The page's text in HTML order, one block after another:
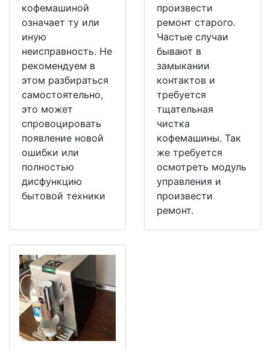
кофемашиной
означает ту или
иную
неисправность. Не
рекомендуем в
этом разбираться
самостоятельно,
это может
спровоцировать
появление новой
ошибки или
полностью
дисфункцию
бытовой техники
произвести
ремонт старого.
Частые случаи
бывают в
замыкании
контактов и
требуется
тщательная
чистка
кофемашины. Так
же требуется
осмотреть модуль
управления и
произвести
ремонт.